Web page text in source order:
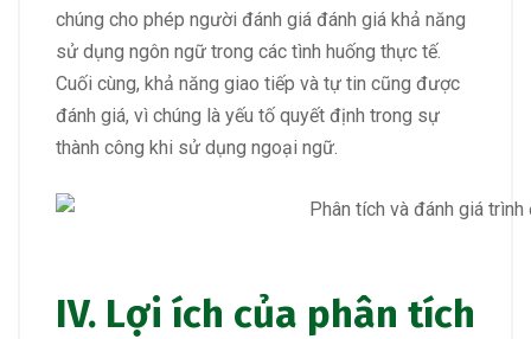
chúng cho phép người đánh giá đánh giá khả năng
sử dụng ngôn ngữ trong các tình huống thực tế.
Cuối cùng, khả năng giao tiếp và tự tin cũng được
đánh giá, vì chúng là yếu tố quyết định trong sự
thành công khi sử dụng ngoại ngữ.
IV. Lợi ích của phân tích